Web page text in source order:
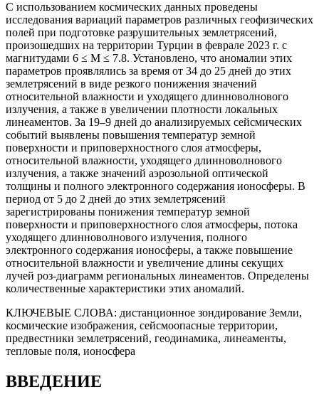
С использованием космических данных проведены
исследования вариаций параметров различных геофизических
полей при подготовке разрушительных землетрясений,
произошедших на территории Турции в феврале 2023 г. с
магнитудами 6 ≤ М ≤ 7.8. Установлено, что аномалии этих
параметров проявлялись за время от 34 до 25 дней до этих
землетрясений в виде резкого понижения значений
относительной влажности и уходящего длинноволнового
излучения, а также в увеличении плотности локальных
линеаментов. За 19–9 дней до анализируемых сейсмических
событий выявлены повышения температур земной
поверхности и приповерхностного слоя атмосферы,
относительной влажности, уходящего длинноволнового
излучения, а также значений аэрозольной оптической
толщины и полного электронного содержания ионосферы. В
период от 5 до 2 дней до этих землетрясений
зарегистрированы понижения температур земной
поверхности и приповерхностного слоя атмосферы, потока
уходящего длинноволнового излучения, полного
электронного содержания ионосферы, а также повышение
относительной влажности и увеличение длины секущих
лучей роз-диаграмм региональных линеаментов. Определены
количественные характеристики этих аномалий.
КЛЮЧЕВЫЕ СЛОВА: дистанционное зондирование Земли,
космические изображения, сейсмоопасные территории,
предвестники землетрясений, геодинамика, линеаменты,
тепловые поля, ионосфера
ВВЕДЕНИЕ